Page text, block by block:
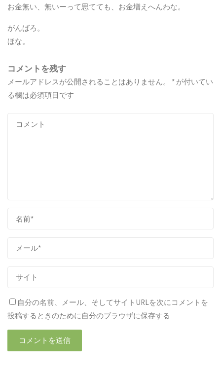
お金無い、無いーって思てても、お金増えへんわな。
がんばろ。
ほな。
コメントを残す
メールアドレスが公開されることはありません。 * が付いてい
る欄は必須項目です
自分の名前、メール、そしてサイトURLを次にコメントを
投稿するときのために自分のブラウザに保存する